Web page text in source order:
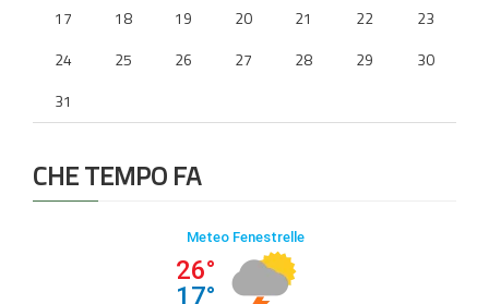
17
18 19 20 21 22
23
24
25 26 27 28 29
30
31
CHE TEMPO FA